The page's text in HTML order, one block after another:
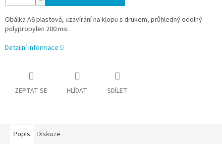
Obálka A6 plastová, uzavírání na klopu s drukem, průhledný odolný
polypropylen 200 mic.
Detailní informace
ZEPTAT SE HLÍDAT SDÍLET
Popis Diskuze